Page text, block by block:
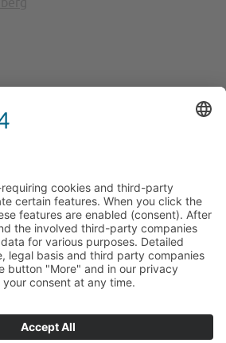
2 |63931 Kirchzell
info(at)watterbach(dot)de